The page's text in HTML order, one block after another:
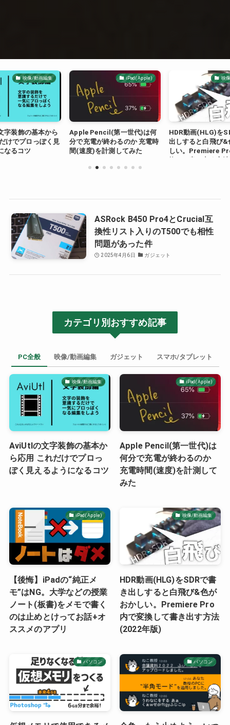
映像/動画編集
字装飾の基本から
けでプロっぽく見
なるコツ
iPad(Apple)
Apple Pencil(第一世代)は何
分で充電が終わるのか 充電時
間(速度)を計測してみた
映
HDR動画(HLG)を
出しすると白飛び&
しい。Premiere
ASRock B450 Pro4とCrucial互
換性リスト入りのT500でも相性
問題があった件
2025年4月6日 ガジェット
カテゴリ別おすすめ記事
PC全般 映像/動画編集 ガジェット スマホ/タブレット
映像/動画編集
AviUtlの文字装飾の基本か
ら応用 これだけでプロっ
ぽく見えるようになるコツ
iPad(Apple)
Apple Pencil(第一世代)は
何分で充電が終わるのか
充電時間(速度)を計測して
みた
iPad(Apple)
【後悔】iPadの“純正メ
モ”はNG。大学などの授業
ノート(板書)をメモで書く
のは止めとけってお話+オ
ススメのアプリ
映像/動画編集
HDR動画(HLG)をSDRで書
き出しすると白飛び&色が
おかしい。Premiere Pro
内で変換して書き出す方法
(2022年版)
パソコン パソコン